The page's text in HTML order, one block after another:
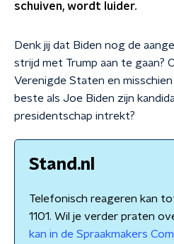
schuiven, wordt luider.
Denk jij dat Biden nog de
strijd met Trump aan te gaan?
Verenigde Staten en
beste als Joe Biden zijn
presidentschap intrekt?
Stand.nl
Telefonisch reageren kan
1101. Wil je verder praten
kan in de Spraakmakers